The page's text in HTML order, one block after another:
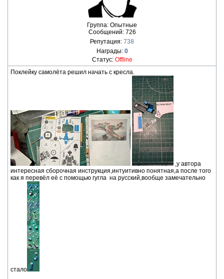
Группа: Опытные
Сообщений: 726
Репутация: 738
Награды: 0
Статус: Offline
Поклейку самолёта решил начать с кресла.
,у автора
интересная сборочная инструкция,интуитивно понятная,а после того
как я перевёл её с помощью гугла на русский,вообще замечательно
стало